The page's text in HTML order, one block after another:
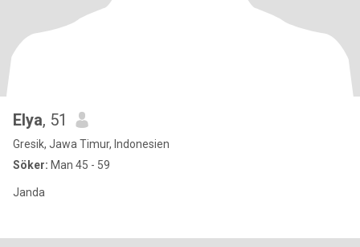
Elya, 51
Gresik, Jawa Timur, Indonesien
Söker: Man 45 - 59
Janda